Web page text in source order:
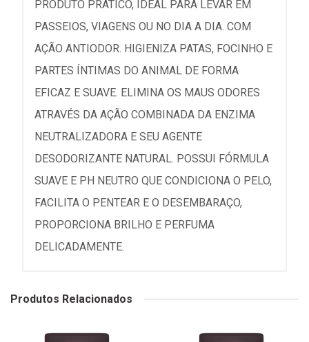
PRODUTO PRÁTICO, IDEAL PARA LEVAR EM
PASSEIOS, VIAGENS OU NO DIA A DIA. COM
AÇÃO ANTIODOR. HIGIENIZA PATAS, FOCINHO E
PARTES ÍNTIMAS DO ANIMAL DE FORMA
EFICAZ E SUAVE. ELIMINA OS MAUS ODORES
ATRAVÉS DA AÇÃO COMBINADA DA ENZIMA
NEUTRALIZADORA E SEU AGENTE
DESODORIZANTE NATURAL. POSSUI FÓRMULA
SUAVE E PH NEUTRO QUE CONDICIONA O PELO,
FACILITA O PENTEAR E O DESEMBARAÇO,
PROPORCIONA BRILHO E PERFUMA
DELICADAMENTE.
Produtos Relacionados